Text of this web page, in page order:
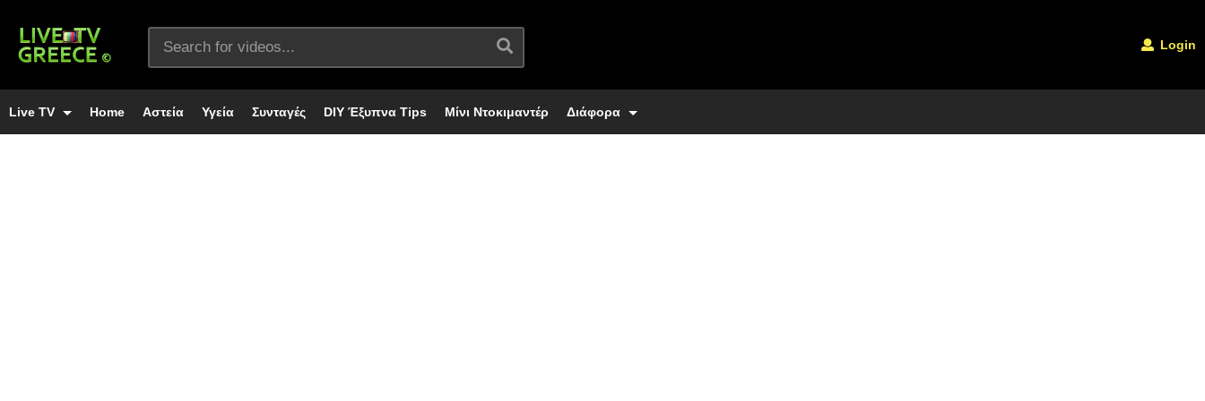
Login
Live TV Home Αστεία Υγεία Συνταγές DIY Έξυπνα Tips Μίνι Ντοκιμαντέρ Διάφορα